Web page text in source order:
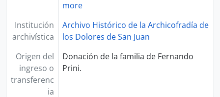
more
Institución
archivística
Archivo Histórico de la Archicofradía de
los Dolores de San Juan
Origen del
ingreso o
transferenc
ia
Donación de la familia de Fernando
Prini.